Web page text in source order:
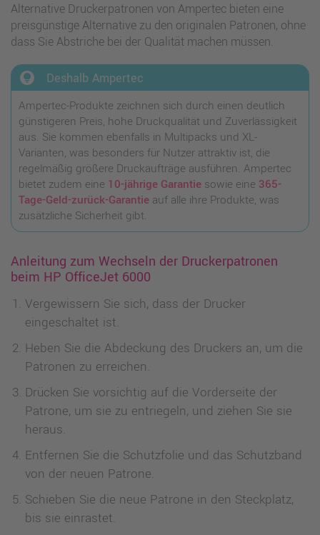
Alternative Druckerpatronen von Ampertec bieten eine
preisgünstige Alternative zu den originalen Patronen, ohne
dass Sie Abstriche bei der Qualität machen müssen.
lightbulb_circle Deshalb Ampertec
Ampertec-Produkte zeichnen sich durch einen deutlich
günstigeren Preis, hohe Druckqualität und Zuverlässigkeit
aus. Sie kommen ebenfalls in Multipacks und XL-
Varianten, was besonders für Nutzer attraktiv ist, die
regelmäßig größere Druckaufträge ausführen. Ampertec
bietet zudem eine 10-jährige Garantiesowie eine 365-
Tage-Geld-zurück-Garantieauf alle ihre Produkte, was
zusätzliche Sicherheit gibt.
Anleitung zum Wechseln der Druckerpatronen
beim HP OfficeJet 6000
Vergewissern Sie sich, dass der Drucker
eingeschaltet ist.
Heben Sie die Abdeckung des Druckers an, um die
Patronen zu erreichen.
Drücken Sie vorsichtig auf die Vorderseite der
Patrone, um sie zu entriegeln, und ziehen Sie sie
heraus.
Entfernen Sie die Schutzfolie und das Schutzband
von der neuen Patrone.
Schieben Sie die neue Patrone in den Steckplatz,
bis sie einrastet.